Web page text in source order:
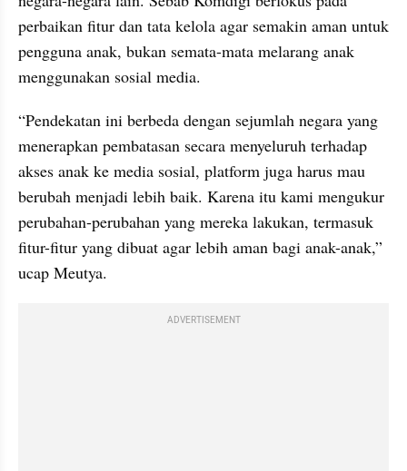
perbaikan fitur dan tata kelola agar semakin aman untuk
pengguna anak, bukan semata-mata melarang anak
menggunakan sosial media.
“Pendekatan ini berbeda dengan sejumlah negara yang
menerapkan pembatasan secara menyeluruh terhadap
akses anak ke media sosial, platform juga harus mau
berubah menjadi lebih baik. Karena itu kami mengukur
perubahan-perubahan yang mereka lakukan, termasuk
fitur-fitur yang dibuat agar lebih aman bagi anak-anak,”
ucap Meutya.
ADVERTISEMENT